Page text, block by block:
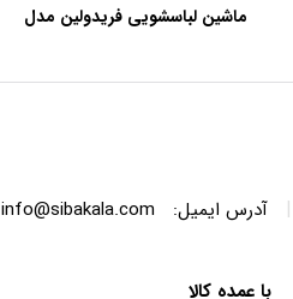
ماشین لباسشویی فریدولین مدل
| آدرس ایمیل: info@sibakala.com
با عمده کالا